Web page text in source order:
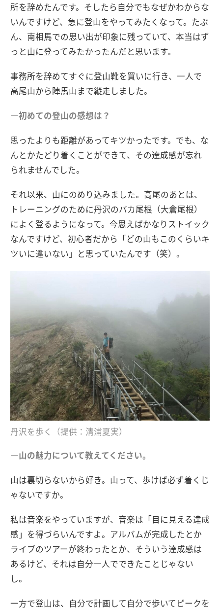
所を辞めたんです。そしたら自分でもなぜかわからな
いんですけど、急に登山をやってみたくなって。たぶ
ん、南相馬での思い出が印象に残っていて、本当はず
っと山に登ってみたかったんだと思います。
事務所を辞めてすぐに登山靴を買いに行き、一人で
高尾山から陣馬山まで縦走しました。
―初めての登山の感想は？
思ったよりも距離があってキツかったです。でも、な
んとかたどり着くことができて、その達成感が忘れ
られませんでした。
それ以来、山にのめり込みました。高尾のあとは、
トレーニングのために丹沢のバカ尾根（大倉尾根）
によく登るようになって。今思えばかなりストイック
なんですけど、初心者だから「どの山もこのくらいキ
ツいに違いない」と思っていたんです（笑）。
丹沢を歩く（提供：清浦夏実）
―山の魅力について教えてください。
山は裏切らないから好き。山って、歩けば必ず着くじ
ゃないですか。
私は音楽をやっていますが、音楽は「目に見える達成
感」を得づらいんですよ。アルバムが完成したとか
ライブのツアーが終わったとか、そういう達成感は
あるけど、それは自分一人でできたことじゃない
し。
一方で登山は、自分で計画して自分で歩いてピークを